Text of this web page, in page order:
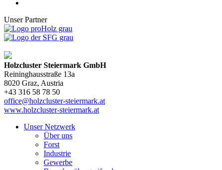
Unser Partner
Holzcluster Steiermark GmbH
Reininghausstraße 13a
8020 Graz, Austria
+43 316 58 78 50
office@holzcluster-steiermark.at
www.holzcluster-steiermark.at
Unser Netzwerk
Über uns
Forst
Industrie
Gewerbe